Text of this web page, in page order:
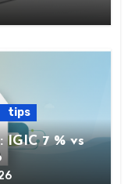
tips
IGIC 7 % vs